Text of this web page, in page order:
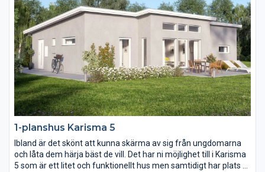
1-planshus Karisma 5
Ibland är det skönt att kunna skärma av sig från ungdomarna
och låta dem härja bäst de vill. Det har ni möjlighet till i Karisma
5 som är ett litet och funktionellt hus men samtidigt har plats åt